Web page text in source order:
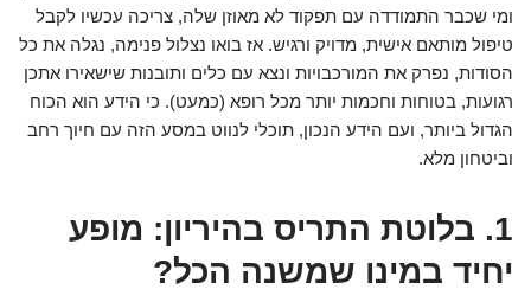
ומי שכבר התמודדה עם תפקוד לא מאוזן שלה, צריכה עכשיו לקבל
טיפול מותאם אישית, מדויק ורגיש. אז בואו נצלול פנימה, נגלה את כל
הסודות, נפרק את המורכבויות ונצא עם כלים ותובנות שישאירו אתכן
רגועות, בטוחות וחכמות יותר מכל רופא (כמעט). כי הידע הוא הכוח
הגדול ביותר, ועם הידע הנכון, תוכלי לנווט במסע הזה עם חיוך רחב
וביטחון מלא.
1. בלוטת התריס בהיריון: מופע
יחיד במינו שמשנה הכל?